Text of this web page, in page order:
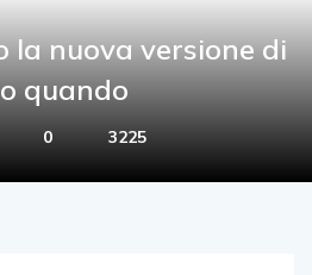
la nuova versione di
quando
0 3225